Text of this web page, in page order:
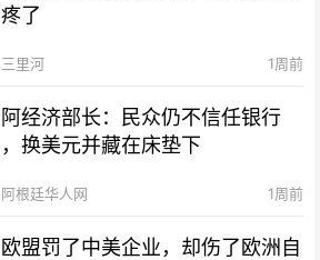
疼了
三里河 1周前
阿经济部长：民众仍不信任银行
，换美元并藏在床垫下
阿根廷华人网 1周前
欧盟罚了中美企业，却伤了欧洲自